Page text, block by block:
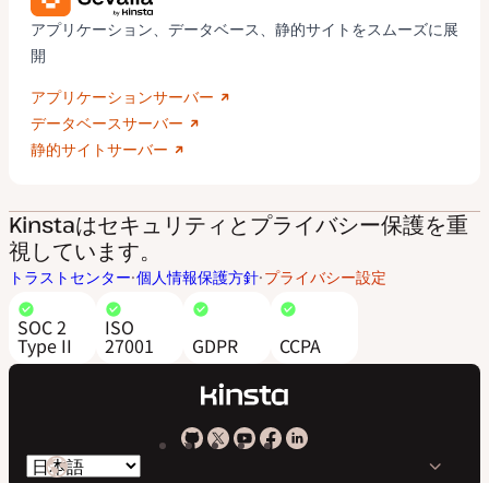
アプリケーション、データベース、静的サイトをスムーズに展
開
アプリケーションサーバー
データベースサーバー
静的サイトサーバー
Kinstaはセキュリティとプライバシー保護を重
視しています。
トラストセンター 個人情報保護方針 プライバシー設定
SOC 2
Type II
ISO
27001 GDPR CCPA
KinstaKinstaKinsta
KinstaKinsta
言